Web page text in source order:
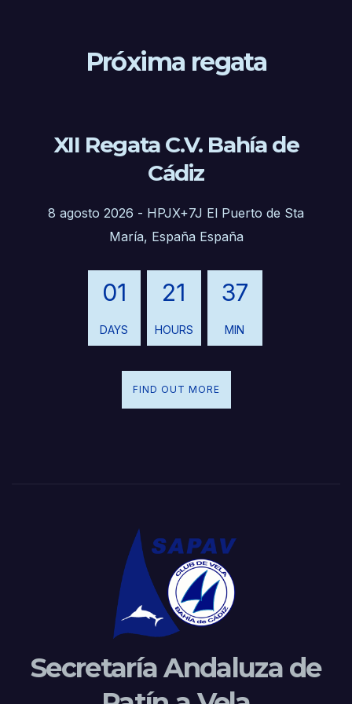
Próxima regata
XII Regata C.V. Bahía de
Cádiz
8 agosto 2026 - HPJX+7J El Puerto de Sta
María, España España
01
DAYS
21
HOURS
37
MIN
FIND OUT MORE
Secretaría Andaluza de